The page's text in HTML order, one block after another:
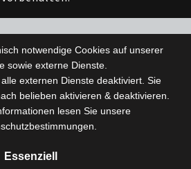
notwendige Cookies auf unserer
sowie externe Dienste.
externen Dienste deaktiviert. Sie
belieben aktivieren & deaktivieren.
lesen Sie unsere
Essenziell